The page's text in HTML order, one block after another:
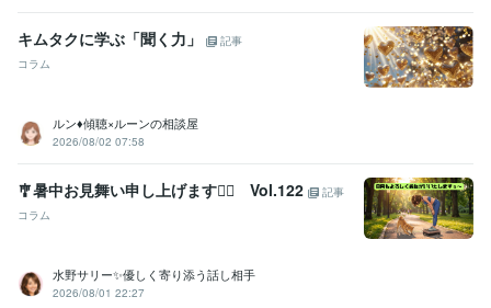
資格・検定
インテリアコーディネーター
取得年 : 2021年
カラーセラピスト 取得年 : 2025年
Excel:10年PowerPoint:10年Word:10年Canva:1年
人間関係 お話し相手 仕事 恋愛
悩み相談・カウンセリング
キムタクに学ぶ「聞く力」
記事
コラム
ルン♦傾聴×ルーンの相談屋
2026/08/02 07:58
🎐暑中お見舞い申し上げます🙇‍♀️ Vol.122
記事
コラム
水野サリー✨優しく寄り添う話し相手
2026/08/01 22:27